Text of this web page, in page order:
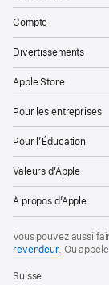
Compte
Divertissements
Apple Store
Pour les entreprises
Pour l’Éducation
Valeurs d’Apple
À propos d’Apple
Vous pouvez aussi
revendeur. Ou
Suisse